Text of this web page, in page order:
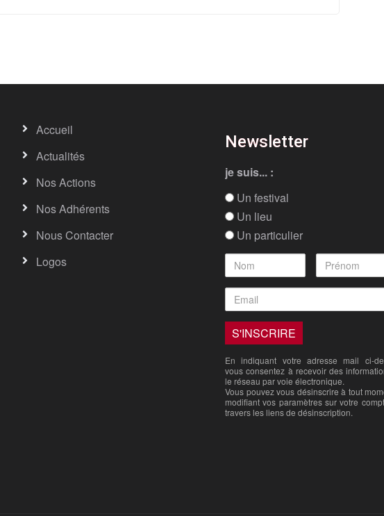
Accueil
Actualités
Nos Actions
Nos Adhérents
Nous Contacter
Logos
Newsletter
je suis... :
Un festival
Un lieu
Un particulier
En indiquant votre adresse mail ci-
vous consentez à recevoir des
le réseau par voie électronique.
Vous pouvez vous désinscrire à tout
modifiant vos paramètres sur votre
travers les liens de désinscription.